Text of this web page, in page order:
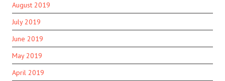
August 2019
July 2019
June 2019
May 2019
April 2019